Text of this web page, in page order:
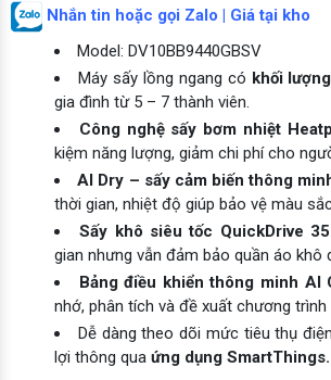
Nhắn tin hoặc gọi Zalo | Giá tại kho
Model: DV10BB9440GBSV
Máy sấy lồng ngang có khối
gia đình từ 5 – 7 thành viên.
Công nghệ sấy bơm nhiệt
kiệm năng lượng, giảm chi phí cho
AI Dry – sấy cảm biến thông
thời gian, nhiệt độ giúp bảo vệ màu
Sấy khô siêu tốc QuickDrive
gian nhưng vẫn đảm bảo quần áo khô
Bảng điều khiển thông minh AI
nhớ, phân tích và đề xuất chương trình
Dễ dàng theo dõi mức tiêu thụ
lợi thông qua ứng dụng SmartThings.